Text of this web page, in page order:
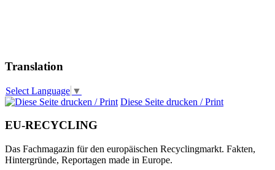
Translation
Select Language ▼
Diese Seite drucken / Print
EU-RECYCLING
Das Fachmagazin für den europäischen Recyclingmarkt. Fakten,
Hintergründe, Reportagen made in Europe.